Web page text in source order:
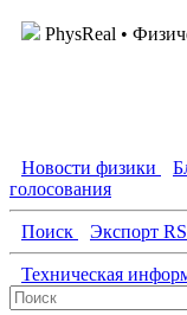
PhysReal •
Новости физики
голосования
Поиск Экспорт
Техническая